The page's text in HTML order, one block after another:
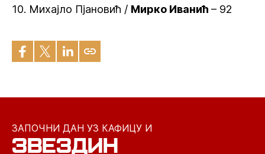
10. Михајло Пјановић / Мирко Иванић – 92
ЗАПОЧНИ ДАН УЗ КАФИЦУ И
ЗВЕЗДИН